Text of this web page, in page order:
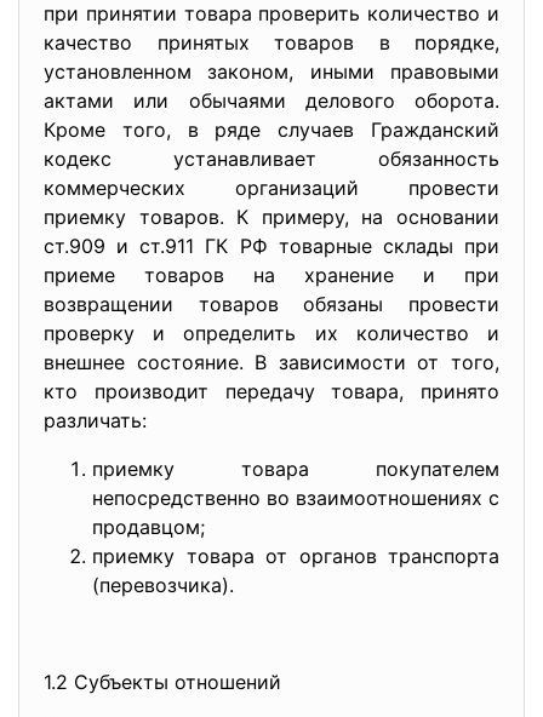
при принятии товара проверить количество и
качество принятых товаров в порядке,
установленном законом, иными правовыми
актами или обычаями делового оборота.
Кроме того, в ряде случаев Гражданский
кодекс устанавливает обязанность
коммерческих организаций провести
приемку товаров. К примеру, на основании
ст.909 и ст.911 ГК РФ товарные склады при
приеме товаров на хранение и при
возвращении товаров обязаны провести
проверку и определить их количество и
внешнее состояние. В зависимости от того,
кто производит передачу товара, принято
различать:
приемку товара покупателем
непосредственно во взаимоотношениях с
продавцом;
приемку товара от органов транспорта
(перевозчика).
1.2 Субъекты отношений